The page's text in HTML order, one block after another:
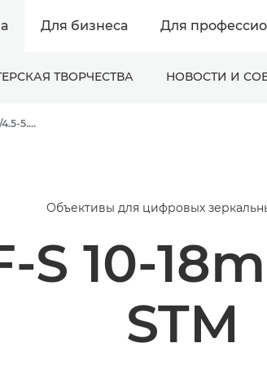
Для бизнеса Для
ТВОРЧЕСТВА НОВОСТИ И
Canon EF-S 10-18mm f/4.5-5.6 IS STM - Объективы - Камера и фотообъективы
Объективы для цифровых
S 10-
STM